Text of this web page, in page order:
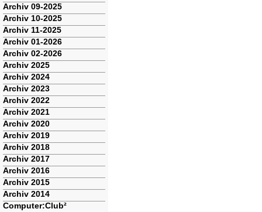
Archiv 09-2025
Archiv 10-2025
Archiv 11-2025
Archiv 01-2026
Archiv 02-2026
Archiv 2025
Archiv 2024
Archiv 2023
Archiv 2022
Archiv 2021
Archiv 2020
Archiv 2019
Archiv 2018
Archiv 2017
Archiv 2016
Archiv 2015
Archiv 2014
Computer:Club²